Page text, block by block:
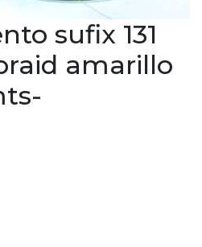
sufix 131
amarillo